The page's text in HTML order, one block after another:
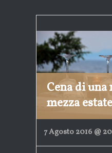
Cena di
mezza
7 Agosto 2016 @